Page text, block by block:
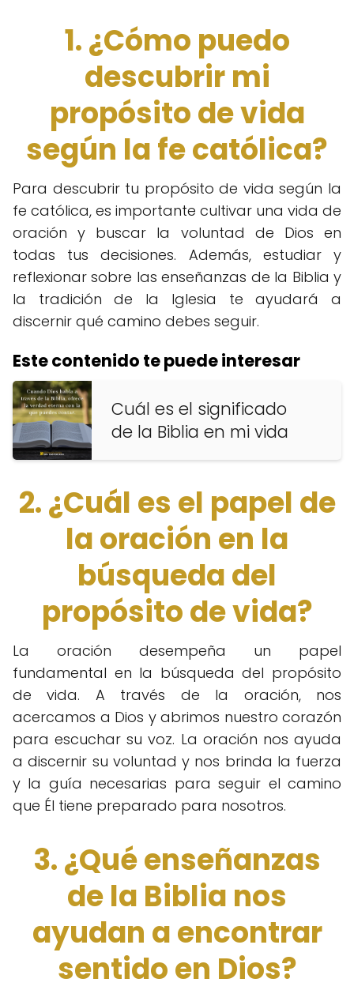
1. ¿Cómo puedo
descubrir mi
propósito de vida
según la fe católica?
Para descubrir tu propósito de vida según la
fe católica, es importante cultivar una vida de
oración y buscar la voluntad de Dios en
todas tus decisiones. Además, estudiar y
reflexionar sobre las enseñanzas de la Biblia y
la tradición de la Iglesia te ayudará a
discernir qué camino debes seguir.
Este contenido te puede interesar
Cuál es el significado
de la Biblia en mi vida
2. ¿Cuál es el papel de
la oración en la
búsqueda del
propósito de vida?
La oración desempeña un papel
fundamental en la búsqueda del propósito
de vida. A través de la oración, nos
acercamos a Dios y abrimos nuestro corazón
para escuchar su voz. La oración nos ayuda
a discernir su voluntad y nos brinda la fuerza
y la guía necesarias para seguir el camino
que Él tiene preparado para nosotros.
3. ¿Qué enseñanzas
de la Biblia nos
ayudan a encontrar
sentido en Dios?